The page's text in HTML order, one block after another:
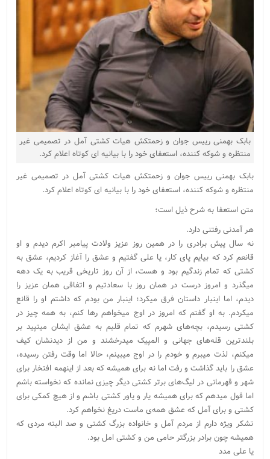
بابک بهمنی رییس جوان و زحمتکش هیات کشتی آمل در تصمیمی غیر
منتظره و شوکه کننده، استعفای خود را با بیانیه ای کوتاه اعلام کرد.
بابک بهمنی رییس جوان و زحمتکش هیات کشتی آمل در تصمیمی غیر
منتظره و شوکه کننده، استعفای خود را با بیانیه ای کوتاه اعلام کرد.
متن استعفا به شرح ذیل است؛
هر آمدنی رفتنی دارد.
نه سال پیش برادری را در همین روز عزیز ولادت پیامبر اکرم دیدم و او
قانعم کرد که بیایم پای کار، یا علی گفتیم و عشق را آغاز کردیم، عشق به
کشتی که تمام زندگیم بود و هست، از آن روز تاریخی قریب به یک دهه
میگذرد و امروز درست در همان روز با سعادتیم و اتفاقی همان عزیز را
دیدم، اما اینبار داستان فرق میکرد؛ اینبار من بودم که داشتم او را قانع
میکردم. به او گفتم که امروز در اوج میخواهم رها کنم، به همه چیز در
کشتی رسیدم، بچه‌های شهرم که تمام قلبم به عشق ایشان میتپید بر
بلندترین قله‌های جهانی و المپیک میدرخشند و من از دیدنشان کیف
میکنم، لذت میبرم و خودم را در اوج میبینم، حالا اما وقت رفتن رسیده،
عشق را باید گذاشت و رفت اما نه برای همیشه که بعد از اینهمه افتخار برای
شهر و قهرمانی در لیگ‌های برتر کشتی دیگر چیزی نمانده که نخواسته باشم
اما قول میدهم که برای همیشه یار و یاور کشتی باشم و از هیچ کمکی برای
کشتی و برای آمل که عشق همه‌ی ماست دریغ نخواهم کرد.
تشکر ویژه دارم از مردم آمل و خانواده بزرگ کشتى و صد البته مردی که
همیشه چون برادر بزرگتر حامی من و کشتى امل بود.
یا علی مدد